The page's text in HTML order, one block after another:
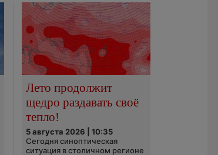
Лето продолжит
щедро раздавать своё
тепло!
5 августа 2026 | 10:35
Сегодня синоптическая
ситуация в столичном регионе